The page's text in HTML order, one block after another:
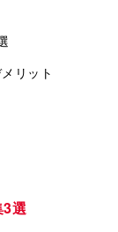
リット
選